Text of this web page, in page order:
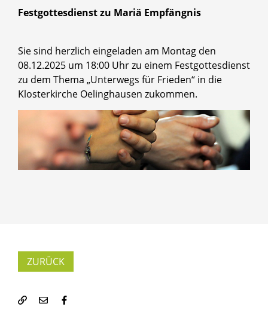
Festgottesdienst zu Mariä Empfängnis
Sie sind herzlich eingeladen am Montag den
08.12.2025 um 18:00 Uhr zu einem Festgottesdienst
zu dem Thema „Unterwegs für Frieden“ in die
Klosterkirche Oelinghausen zukommen.
ZURÜCK